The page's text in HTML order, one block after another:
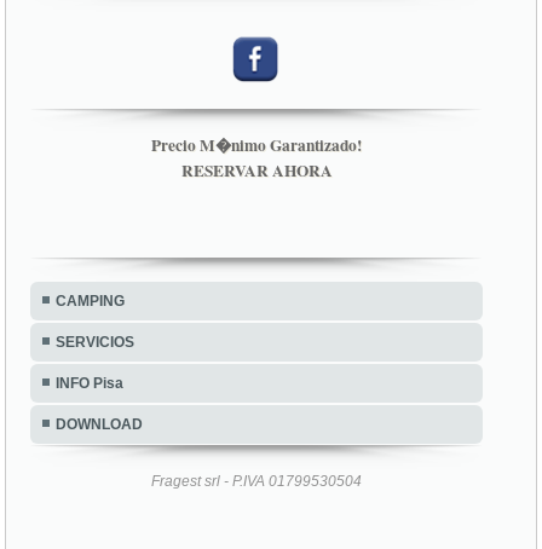
Precio M�nimo Garantizado!
RESERVAR AHORA
CAMPING
SERVICIOS
INFO Pisa
DOWNLOAD
Fragest srl - P.IVA 01799530504